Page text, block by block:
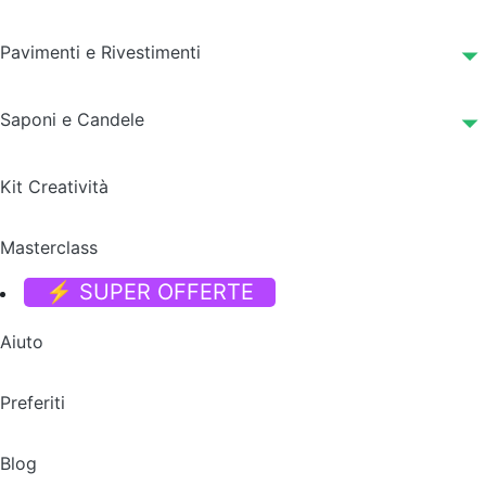
Pavimenti e Rivestimenti
Saponi e Candele
Kit Creatività
Masterclass
⚡ SUPER OFFERTE
Aiuto
Preferiti
Blog